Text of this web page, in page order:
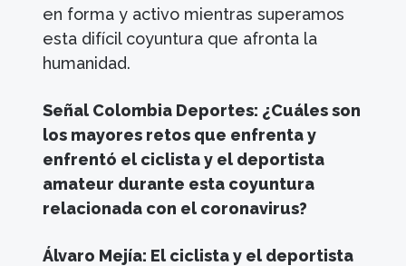
en forma y activo mientras superamos
esta difícil coyuntura que afronta la
humanidad.
Señal Colombia Deportes: ¿Cuáles son
los mayores retos que enfrenta y
enfrentó el ciclista y el deportista
amateur durante esta coyuntura
relacionada con el coronavirus?
Álvaro Mejía: El ciclista y el deportista